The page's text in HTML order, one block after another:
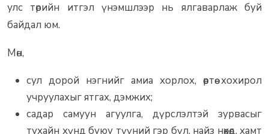
улс төрийн итгэл үнэмшлээр нь ялгаварлаж буй
байдал юм.
Мөн,
сул дорой нэгнийг амиа хорлох, өөртөө хохирол
учруулахыг ятгах, дэмжих;
садар самуун агуулга, дүрслэлтэй зурвасыг
тухайн хүнд буюу түүний гэр бүл, найз нөхөд, хамт